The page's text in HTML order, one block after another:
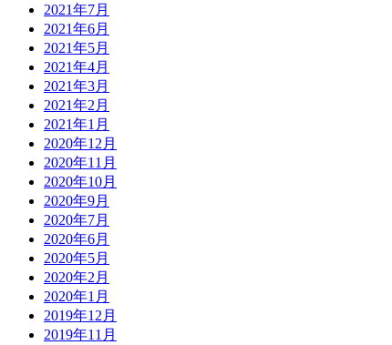
2021年7月
2021年6月
2021年5月
2021年4月
2021年3月
2021年2月
2021年1月
2020年12月
2020年11月
2020年10月
2020年9月
2020年7月
2020年6月
2020年5月
2020年2月
2020年1月
2019年12月
2019年11月